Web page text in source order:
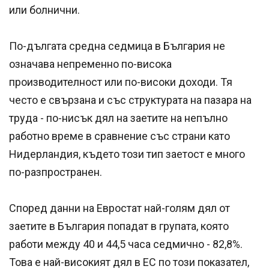
или болнични.
По-дългата средна седмица в България не
означава непременно по-висока
производителност или по-високи доходи. Тя
често е свързана и със структурата на пазара на
труда - по-нисък дял на заетите на непълно
работно време в сравнение със страни като
Нидерландия, където този тип заетост е много
по-разпространен.
Според данни на Евростат най-голям дял от
заетите в България попадат в групата, която
работи между 40 и 44,5 часа седмично - 82,8%.
Това е най-високият дял в ЕС по този показател,